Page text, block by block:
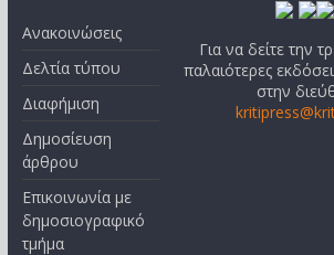
Ανακοινώσεις
Δελτία τύπου
Διαφήμιση
Δημοσίευση
άρθρου
Επικοινωνία με
δημοσιογραφικό
τμήμα
Για να δείτε την
παλαιότερες
στην